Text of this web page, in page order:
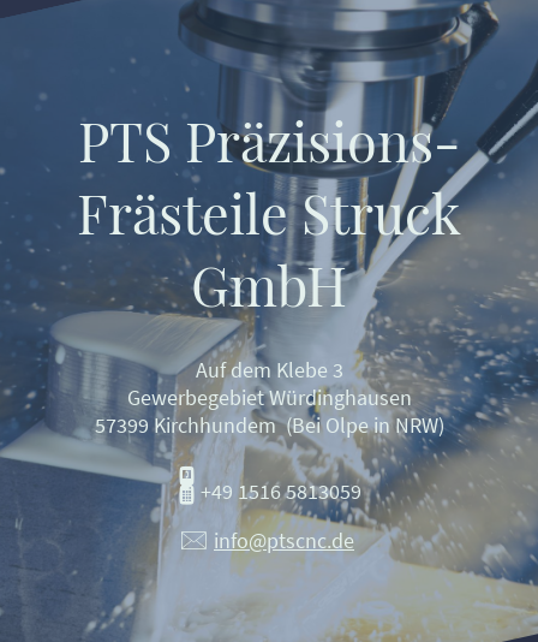
PTS Präzisions-
Frästeile Struck
GmbH
Auf dem Klebe 3
Gewerbegebiet Würdinghausen
57399 Kirchhundem (Bei Olpe in NRW)
🖁 +49 1516 5813059
🖂 info@ptscnc.de